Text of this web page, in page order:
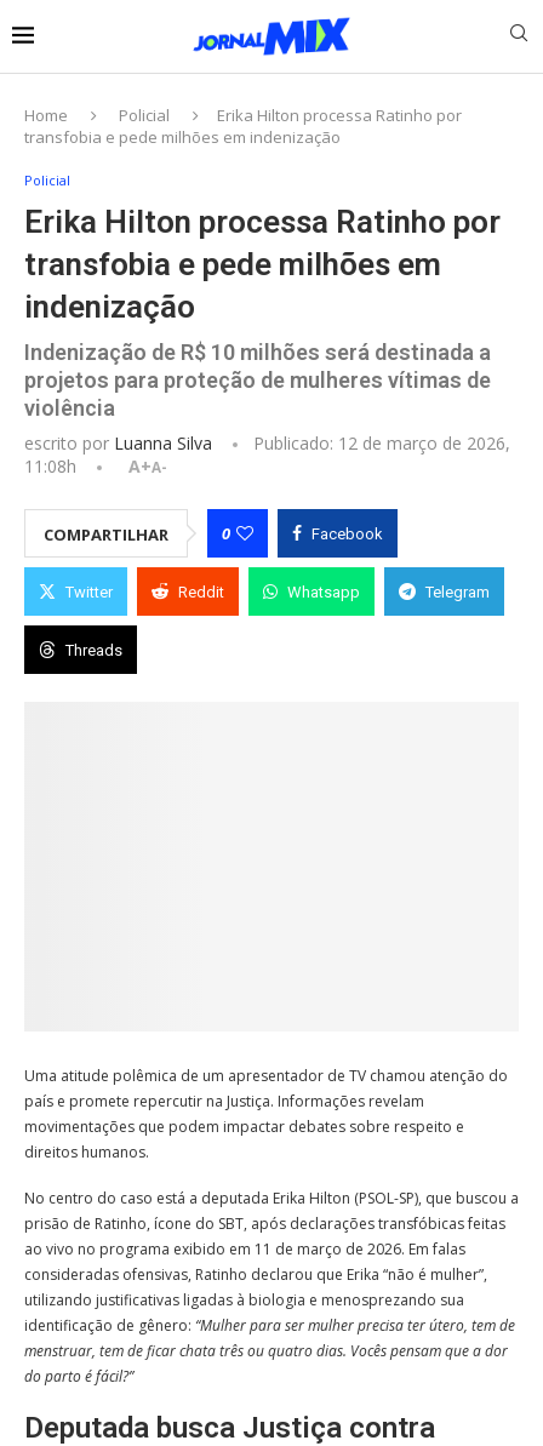
Home Policial
Erika Hilton processa Ratinho por
transfobia e pede milhões em indenização
Policial
Erika Hilton processa Ratinho por
transfobia e pede milhões em
indenização
Indenização de R$ 10 milhões será destinada a
projetos para proteção de mulheres vítimas de
violência
escrito por Luanna Silva Publicado: 12 de março de 2026,
11:08h
A+A-
COMPARTILHAR 0 Facebook
Twitter Reddit Whatsapp Telegram
Threads
Uma atitude polêmica de um apresentador de TV chamou atenção do
país e promete repercutir na Justiça. Informações revelam
movimentações que podem impactar debates sobre respeito e
direitos humanos.
No centro do caso está a deputada Erika Hilton (PSOL-SP), que buscou a
prisão de Ratinho, ícone do SBT, após declarações transfóbicas feitas
ao vivo no programa exibido em 11 de março de 2026. Em falas
consideradas ofensivas, Ratinho declarou que Erika “não é mulher”,
utilizando justificativas ligadas à biologia e menosprezando sua
identificação de gênero: “Mulher para ser mulher precisa ter útero, tem de
menstruar, tem de ficar chata três ou quatro dias. Vocês pensam que a dor
do parto é fácil?”
Deputada busca Justiça contra